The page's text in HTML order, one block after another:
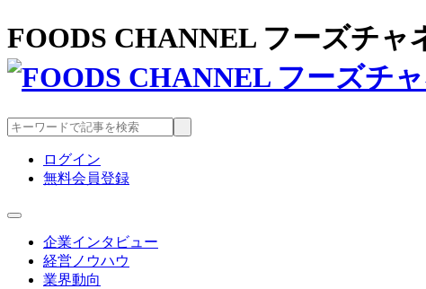
FOODS CHANNEL フーズチ
ログイン
無料会員登録
企業インタビュー
経営ノウハウ
業界動向